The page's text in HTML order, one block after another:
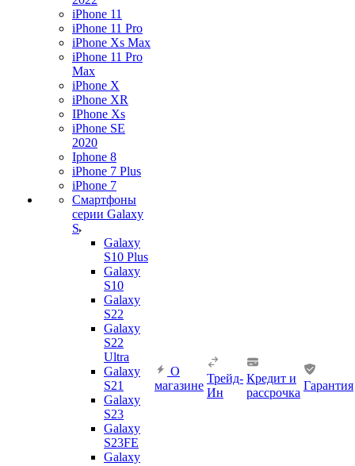
iPhone 11
iPhone 11 Pro
iPhone Xs Max
iPhone 11 Pro
Max
iPhone X
iPhone XR
IPhone Xs
iPhone SE
2020
Iphone 8
iPhone 7 Plus
iPhone 7
Смартфоны
серии Galaxy
S
Galaxy
S10 Plus
Galaxy
S10
Galaxy
S22
Galaxy
S22
Ultra
Galaxy
S21
Galaxy
S23
Galaxy
S23FE
Galaxy
О
магазине
Трейд-
Ин
Кредит и
рассрочка
Гарантия